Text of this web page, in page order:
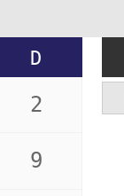
D
2
9